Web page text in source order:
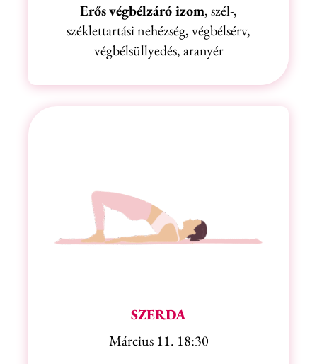
Erősvégbélzáró izom, szél-,
széklettartási nehézség, végbélsérv,
végbélsüllyedés, aranyér
SZERDA
Március11. 18:30